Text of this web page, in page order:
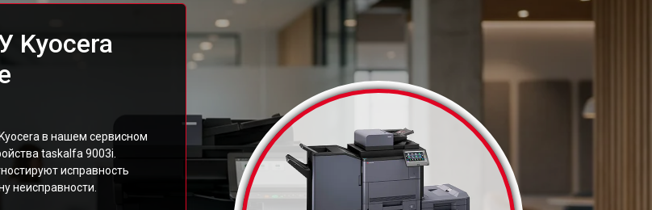
Kyocera
в нашем сервисном
taskalfa 9003i.
исправность
неисправности.